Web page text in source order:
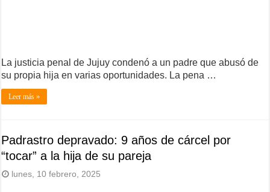
La justicia penal de Jujuy condenó a un padre que abusó de
su propia hija en varias oportunidades. La pena …
Leer más »
Padrastro depravado: 9 años de cárcel por
“tocar” a la hija de su pareja
lunes, 10 febrero, 2025